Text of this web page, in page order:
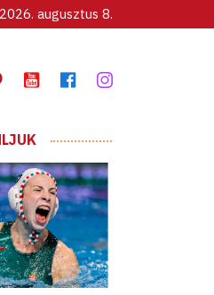
2026. augusztus 8.